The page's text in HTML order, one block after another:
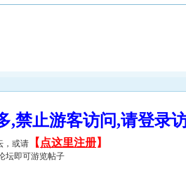
,禁止游客访问,请登
，或请 【 点这里注册】
坛即可游览帖子